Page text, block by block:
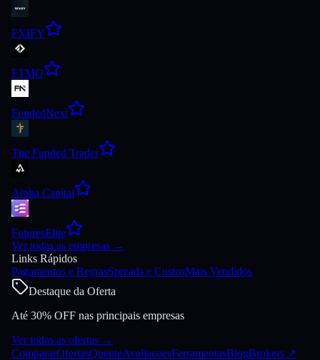
FXIFY
FTMO
FundedNext
The Funded Trader
Alpha Capital
FuturesElite
Ver todas as empresas →
Links Rápidos
Pagamentos e RegrasSpreads e CustosMais Vendidos
Destaque da Oferta
Até 30% OFF nas principais empresas
Ver todas as ofertas →
CompararOfertasQuenteAvaliacoesFerramentasBlogBrokers ↗